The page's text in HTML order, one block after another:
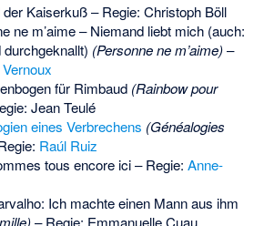
Kaiserkuß – Regie: Christoph Böll
ne m’aime – Niemand liebt mich (auch:
(Personne ne m’aime)–
für Rimbaud (Rainbow pour
Jean Teulé
eines Verbrechens (Généalogies
Raúl Ruiz
tous encore ici – Regie: Anne-
Ich machte einen Mann aus ihm
– Regie: Emmanuelle Cuau